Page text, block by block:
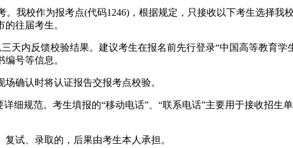
我校作为报考点(代码1246)，根据规定，只接收以下考生选择我
往届考生。
内反馈校验结果。建议考生在报名前先行登录“中国高等教育学
号等信息。
确认时将认证报告交报考点校验。
细规范。考生填报的“移动电话”、“联系电话”主要用于接收招生
试、录取的，后果由考生本人承担。